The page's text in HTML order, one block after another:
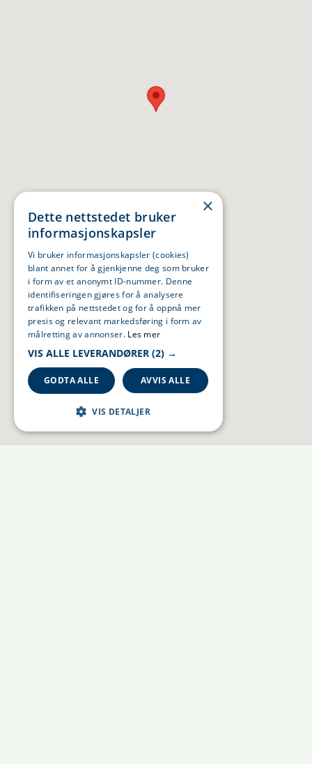
×
Dette nettstedet bruker
informasjonskapsler
Vi bruker informasjonskapsler (cookies)
blant annet for å gjenkjenne deg som bruker
i form av et anonymt ID-nummer. Denne
identifiseringen gjøres for å analysere
trafikken på nettstedet og for å oppnå mer
presis og relevant markedsføring i form av
målretting av annonser. Les mer
VIS ALLE LEVERANDØRER (2) →
GODTA ALLE AVVIS ALLE
VIS DETALJER